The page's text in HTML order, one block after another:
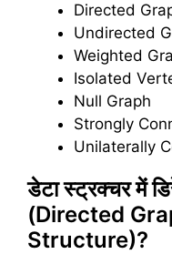
Directed
Undirected
Weighted
Isolated
Null Graph
Strongly
Unilaterally
डेटा स्ट्रक्चर में
(Directed
Structure)?